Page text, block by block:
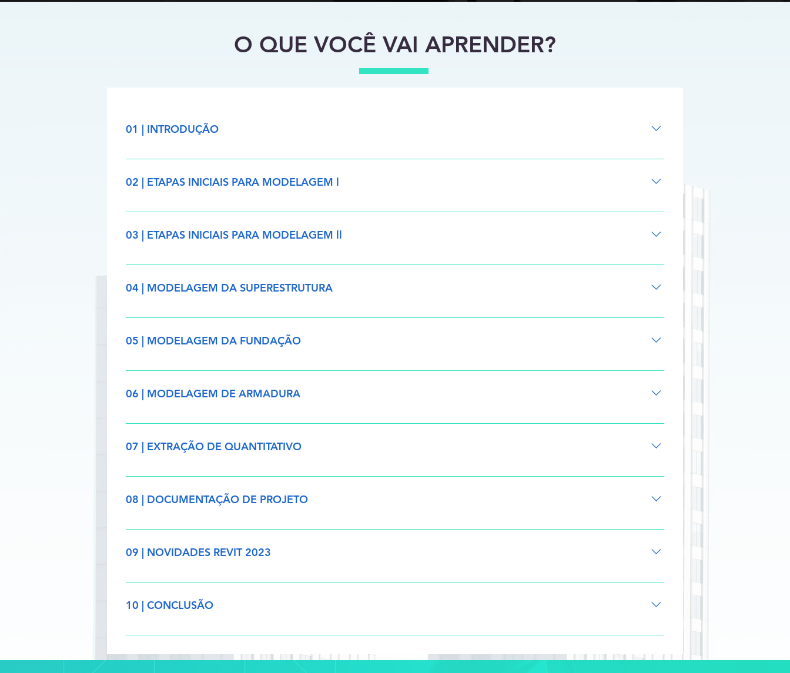
O QUE VOCÊ VAI APRENDER?
01 | INTRODUÇÃO
- Apresentação do curso - Apresentação dos Instrutores - Apresentação do Módulo 1 - Introdução ao BIM - Central única de
02 | ETAPAS INICIAIS PARA MODELAGEM l
- Apresentação do módulo 2 - Unidades de projeto - Principais ferramentas de modificação - Informações de projeto - Vistas do
03 | ETAPAS INICIAIS PARA MODELAGEM ll
- Apresentação do Módulo 3 - Definição de eixos e níveis - Importação de DWG - Criação de vistas - Visibilidade e sobreposição
04 | MODELAGEM DA SUPERESTRUTURA
- Apresentação do Módulo 4 - Modelagem de pilares - Modelagem de vigas - Modelagem de paredes estruturais - Modelagem
05 | MODELAGEM DA FUNDAÇÃO
- Apresentação do Módulo 5 - Modelagem de fundações - Atividade
06 | MODELAGEM DE ARMADURA
- Apresentação do Módulo 6 - Armadura de pilares - Armadura de vigas - Armadura de sapatas - Armadura de lajes - Atividade
07 | EXTRAÇÃO DE QUANTITATIVO
- Apresentação do Módulo 7 - Tipos de tabelas - Configuração de tabelas - Formatação de tabelas - Exportação de tabelas -
08 | DOCUMENTAÇÃO DE PROJETO
- Apresentação do Módulo 8 - Folhas, legendas e outras informações do projeto - Anotações - Montagem de pranchas -
09 | NOVIDADES REVIT 2023
- Modelo analítico - Visualização, propagação adaptativa e representação dos vergalhões - Configurações de detalhes -
10 | CONCLUSÃO
- Conclusão do treinamento - Prova Final